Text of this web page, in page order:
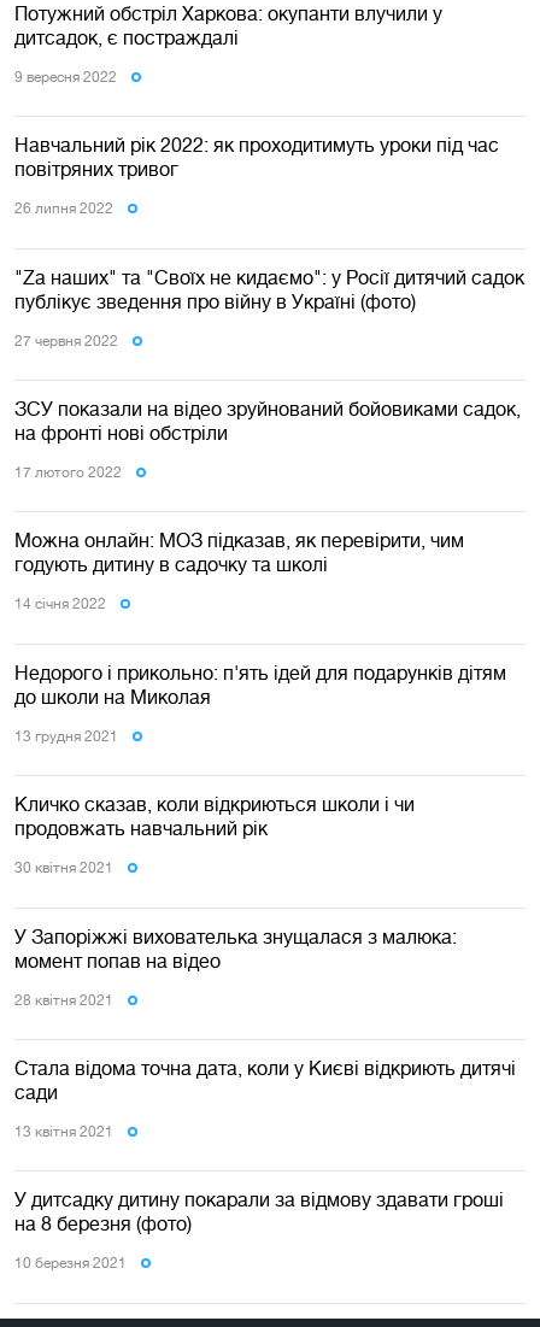
Потужний обстріл Харкова: окупанти влучили у
дитсадок, є постраждалі
9 вересня 2022
Навчальний рік 2022: як проходитимуть уроки під час
повітряних тривог
26 липня 2022
"Zа наших" та "Своїх не кидаємо": у Росії дитячий садок
публікує зведення про війну в Україні (фото)
27 червня 2022
ЗСУ показали на відео зруйнований бойовиками садок,
на фронті нові обстріли
17 лютого 2022
Можна онлайн: МОЗ підказав, як перевірити, чим
годують дитину в садочку та школі
14 сiчня 2022
Недорого і прикольно: п'ять ідей для подарунків дітям
до школи на Миколая
13 грудня 2021
Кличко сказав, коли відкриються школи і чи
продовжать навчальний рік
30 квiтня 2021
У Запоріжжі вихователька знущалася з малюка:
момент попав на відео
28 квiтня 2021
Стала відома точна дата, коли у Києві відкриють дитячі
сади
13 квiтня 2021
У дитсадку дитину покарали за відмову здавати гроші
на 8 березня (фото)
10 березня 2021